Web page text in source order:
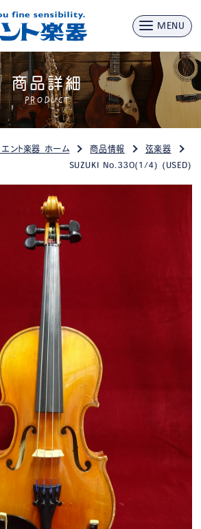
MENU
商品詳細
PRODUCT
エント楽器 ホーム 商品情報
弦楽器
SUZUKI No.330(1/4) (USED)